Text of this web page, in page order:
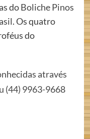
doBoliche Pinos
. Os quatro
do
através
(44) 9963-9668